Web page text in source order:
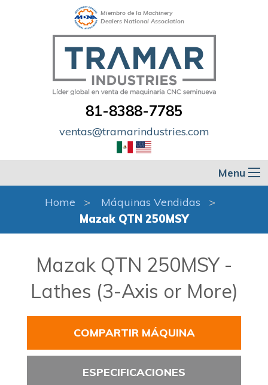
Miembro de la Machinery
Dealers National Association
81-8388-7785
ventas@tramarindustries.com
Menu
Home
Máquinas Vendidas
Mazak QTN 250MSY
Mazak QTN 250MSY -
Lathes (3-Axis or More)
COMPARTIR MÁQUINA
ESPECIFICACIONES